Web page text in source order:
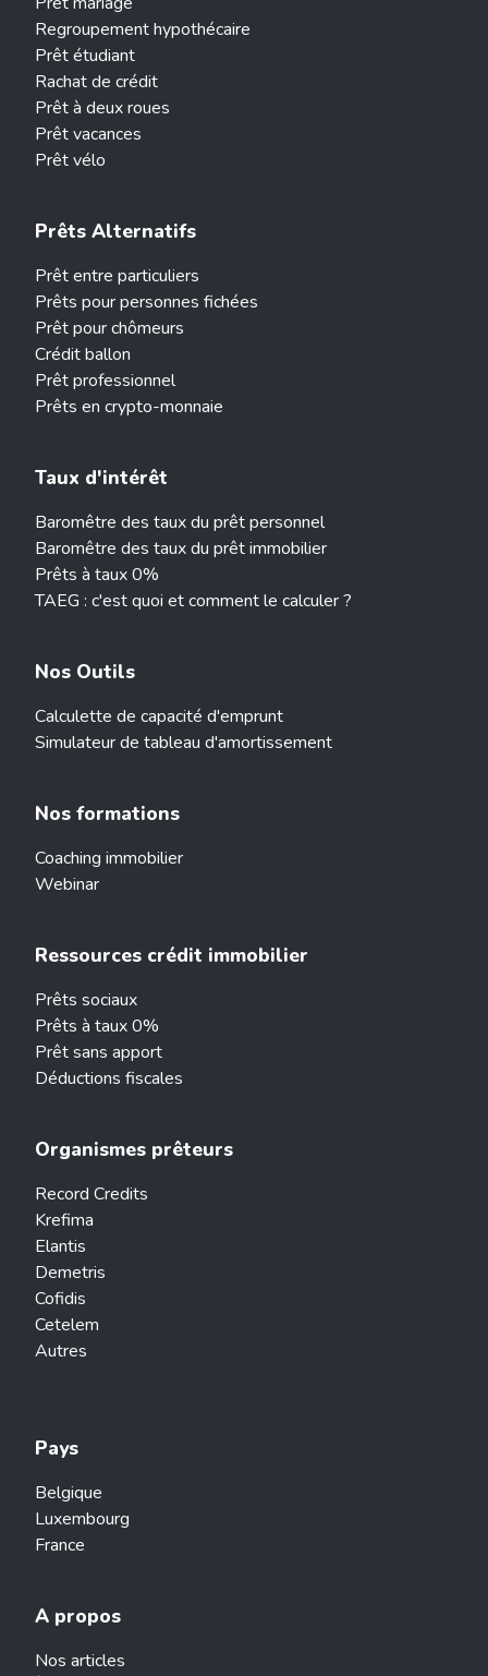
Regroupement hypothécaire
Prêt étudiant
Rachat de crédit
Prêt à deux roues
Prêt vacances
Prêt vélo
Prêts Alternatifs
Prêt entre particuliers
Prêts pour personnes fichées
Prêt pour chômeurs
Crédit ballon
Prêt professionnel
Prêts en crypto-monnaie
Taux d'intérêt
Baromêtre des taux du prêt personnel
Baromêtre des taux du prêt immobilier
Prêts à taux 0%
TAEG : c'est quoi et comment le calculer ?
Nos Outils
Calculette de capacité d'emprunt
Simulateur de tableau d'amortissement
Nos formations
Coaching immobilier
Webinar
Ressources crédit immobilier
Prêts sociaux
Prêts à taux 0%
Prêt sans apport
Déductions fiscales
Organismes prêteurs
Record Credits
Krefima
Elantis
Demetris
Cofidis
Cetelem
Autres
Pays
Belgique
Luxembourg
France
A propos
Nos articles